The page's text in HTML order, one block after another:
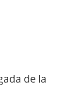
de la